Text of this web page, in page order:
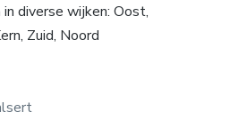
diverse wijken: Oost,
Zuid, Noord